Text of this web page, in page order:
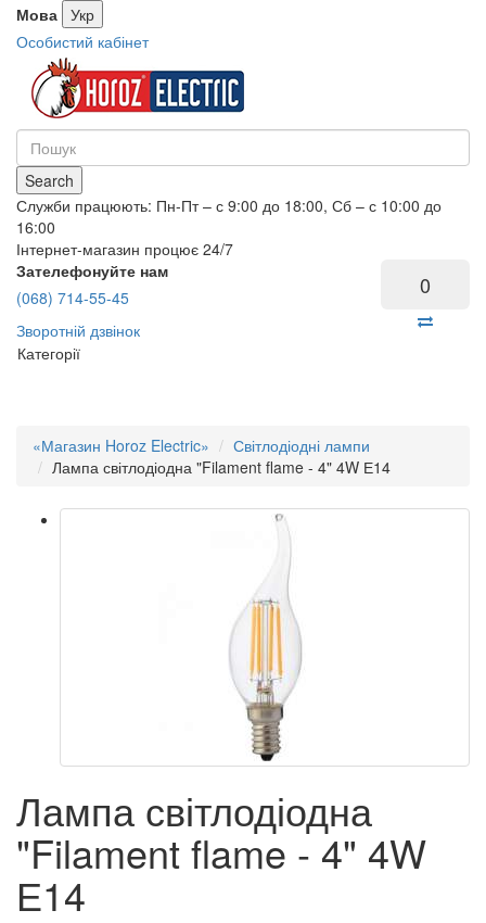
Мова Укр
Особистий кабінет
Search
Служби працюють: Пн-Пт – с 9:00 до 18:00, Сб – с 10:00 до
16:00
Інтернет-магазин процює 24/7
Зателефонуйте нам
(068) 714-55-45
Зворотній дзвінок
0
Категорії
«Магазин Horoz Electric»
Світлодіодні лампи
Лампа світлодіодна "Filament flame - 4" 4W Е14
Лампа світлодіодна
"Filament flame - 4" 4W
Е14